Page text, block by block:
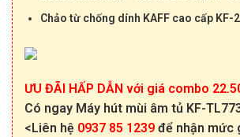
Chảo từ chống dính KAFF cao cấp KF-
ƯU ĐÃI HẤP DẪN với giá combo
Có ngay Máy hút mùi âm tủ KF-
<Liên hệ 0937 85 1239 để nhận mức